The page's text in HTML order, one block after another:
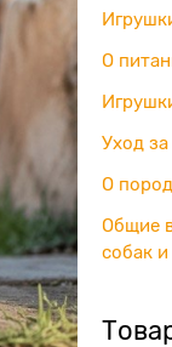
О
Уход
О
Общие
собак